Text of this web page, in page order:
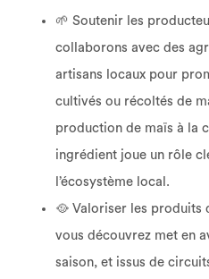
🌱 Soutenir les
collaborons avec des
artisans locaux pour
cultivés ou récoltés de
production de maïs à la
ingrédient joue un rôle
l’écosystème local.
🥘 Valoriser les produits
vous découvrez met en
saison, et issus de